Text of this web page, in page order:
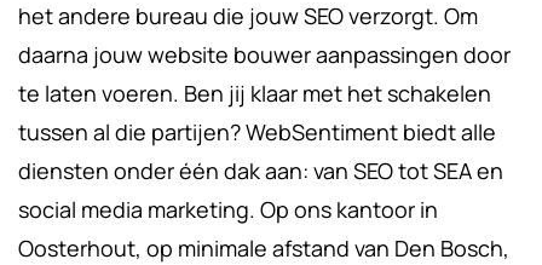
het andere bureau die jouw SEO verzorgt. Om
daarna jouw website bouwer aanpassingen door
te laten voeren. Ben jij klaar met het schakelen
tussen al die partijen? WebSentiment biedt alle
diensten onder één dak aan: van SEO tot SEA en
social media marketing. Op ons kantoor in
Oosterhout, op minimale afstand van Den Bosch,